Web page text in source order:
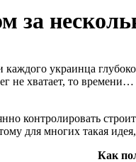
за
каждого украинца
хватает, то
контролировать
для многих такая
Как